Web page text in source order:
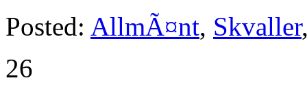
Posted: AllmÃ¤nt, Skvaller
26